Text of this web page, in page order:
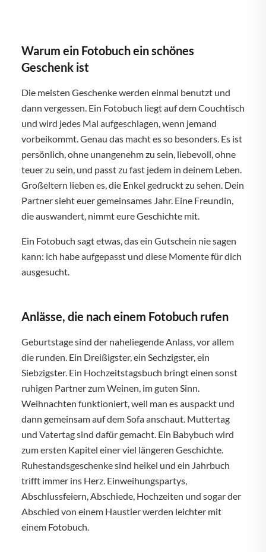
Warum ein Fotobuch ein schönes
Geschenk ist
Die meisten Geschenke werden einmal benutzt und
dann vergessen. Ein Fotobuch liegt auf dem Couchtisch
und wird jedes Mal aufgeschlagen, wenn jemand
vorbeikommt. Genau das macht es so besonders. Es ist
persönlich, ohne unangenehm zu sein, liebevoll, ohne
teuer zu sein, und passt zu fast jedem in deinem Leben.
Großeltern lieben es, die Enkel gedruckt zu sehen. Dein
Partner sieht euer gemeinsames Jahr. Eine Freundin,
die auswandert, nimmt eure Geschichte mit.
Ein Fotobuch sagt etwas, das ein Gutschein nie sagen
kann: ich habe aufgepasst und diese Momente für dich
ausgesucht.
Anlässe, die nach einem Fotobuch rufen
Geburtstage sind der naheliegende Anlass, vor allem
die runden. Ein Dreißigster, ein Sechzigster, ein
Siebzigster. Ein Hochzeitstagsbuch bringt einen sonst
ruhigen Partner zum Weinen, im guten Sinn.
Weihnachten funktioniert, weil man es auspackt und
dann gemeinsam auf dem Sofa anschaut. Muttertag
und Vatertag sind dafür gemacht. Ein Babybuch wird
zum ersten Kapitel einer viel längeren Geschichte.
Ruhestandsgeschenke sind heikel und ein Jahrbuch
trifft immer ins Herz. Einweihungspartys,
Abschlussfeiern, Abschiede, Hochzeiten und sogar der
Abschied von einem Haustier werden leichter mit
einem Fotobuch.